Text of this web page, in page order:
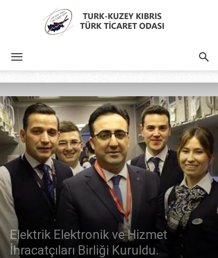
Kıbrıs
Türk
Ticaret
Odası
Elektrik Elektronik ve Hizmet
İhracatçıları Birliği Kuruldu.